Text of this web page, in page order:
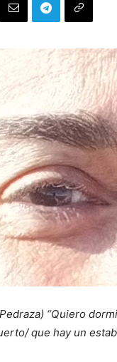
“Quiero
que hay un